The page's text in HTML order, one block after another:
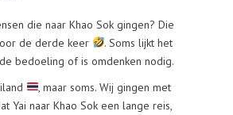
die naar Khao Sok gingen? Die
de derde keer
. Soms lijkt het
bedoeling of is omdenken nodig.
, maar soms. Wij gingen met
Yai naar Khao Sok een lange reis,